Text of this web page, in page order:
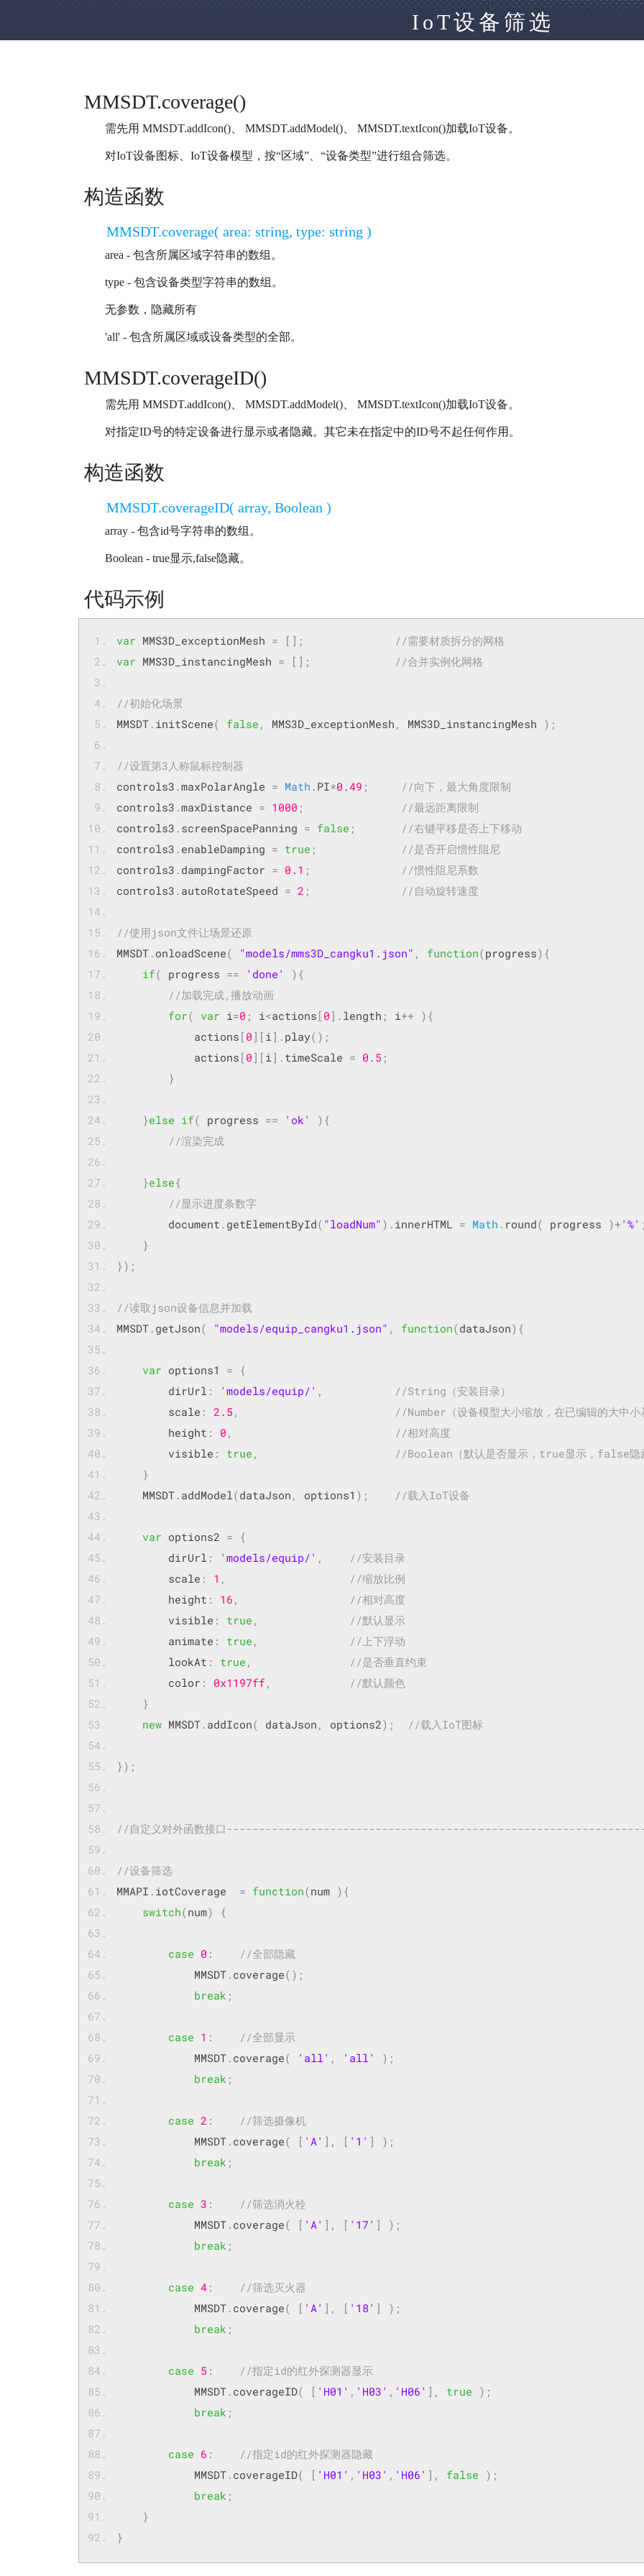
IoT设备筛选
MMSDT.coverage()
需先用 MMSDT.addIcon()、 MMSDT.addModel()、 MMSDT.textIcon()加载IoT设备。
对IoT设备图标、IoT设备模型，按“区域”、“设备类型”进行组合筛选。
构造函数
MMSDT.coverage( area: string, type: string )
area - 包含所属区域字符串的数组。
type - 包含设备类型字符串的数组。
无参数，隐藏所有
'all' - 包含所属区域或设备类型的全部。
MMSDT.coverageID()
需先用 MMSDT.addIcon()、 MMSDT.addModel()、 MMSDT.textIcon()加载IoT设备。
对指定ID号的特定设备进行显示或者隐藏。其它未在指定中的ID号不起任何作用。
构造函数
MMSDT.coverageID( array, Boolean )
array - 包含id号字符串的数组。
Boolean - true显示,false隐藏。
代码示例
var MMS3D_exceptionMesh = [];
//需要材质拆分的网格
var MMS3D_instancingMesh = []; //合并实例化网格
//初始化场景
MMSDT. initScene( false , MMS3D_exceptionMesh , MMS3D_instancingMesh );
//设置第3人称鼠标控制器
controls3 .maxPolarAngle = Math . PI*0.49 ;
//向下，最大角度限制
controls3 .maxDistance = 1000 ;
//最远距离限制
controls3 . screenSpacePanning = false ;
//右键平移是否上下移动
controls3 . enableDamping = true ;
//是否开启惯性阻尼
controls3 . dampingFactor = 0.1 ;
//惯性阻尼系数
controls3 . autoRotateSpeed = 2 ; //自动旋转速度
//使用json文件让场景还原
MMSDT. onloadScene( "models/mms3D_cangku1.json" , function(progress){
if( progress == 'done'
){
for( var i=0 ; i<actions [ 0 ]. length ; i++ ){
            actions
[ 0 ][ i ]. play();
            actions
[ 0 ][ i ]. timeScale = 0.5 ;
}
}else if( progress == 'ok'
){
//渲染完成
}else{
//显示进度条数字
	    document
. getElementById( "loadNum" ). innerHTML = Math . round( progress )+ '%'
}
});
MMSDT. getJson( "models/equip_cangku1.json" , function(dataJson){
var options1 = {
    	dirUrl
: 'models/equip/' ,
//String（安装目录）
    	scale
: 2.5 ,
//Number（设备模型大小缩放，在已编辑的大中
    	height
: 0 ,
//相对高度
    	visible
: true ,
//Boolean（默认是否显示，true显示，false隐
}
    MMSDT
. addModel(dataJson , options1 ); //载入IoT设备
var options2 = {
        dirUrl
: 'models/equip/' ,
//安装目录
        scale
: 1 ,
//缩放比例
        height
: 16 ,
//相对高度
        visible
: true ,
//默认显示
        animate
: true ,
//上下浮动
        lookAt
: true ,
//是否垂直约束
        color
: 0x1197ff,
//默认颜色
}
new MMSDT. addIcon( dataJson , options2); //载入IoT图标
});
//自定义对外函数接口
//设备筛选
MMAPI . iotCoverage = function(num ){
switch(num) {
case 0 :
//全部隐藏
            MMSDT
. coverage();
break ;
case 1 :
//全部显示
            MMSDT
. coverage( 'all' , 'all'
);
break ;
case 2 :
//筛选摄像机
            MMSDT
. coverage( [ 'A' ], [ '1' ]
);
break ;
case 3 :
//筛选消火栓
            MMSDT
. coverage( [ 'A' ], [ '17' ]
);
break ;
case 4:
//筛选灭火器
            MMSDT
. coverage( [ 'A' ], [ '18' ]
);
break ;
case 5 :
//指定id的红外探测器显示
            MMSDT
. coverageID( [ 'H01' , 'H03' , 'H06' ], true );
break ;
case 6 :
//指定id的红外探测器隐藏
            MMSDT
. coverageID( [ 'H01' , 'H03' , 'H06' ], false );
break ;
}
}